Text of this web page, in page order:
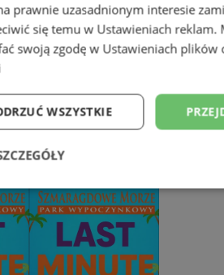
stron www - Wodzisław
prawnie uzasadnionym interesie
się temu w Ustawieniach reklam.
swoją zgodę w Ustawieniach plików
WSZYSTKIE
Wydajność
Niesklasyfikowane